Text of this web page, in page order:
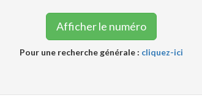
Afficher le numéro
Pour une recherche générale : cliquez-ici